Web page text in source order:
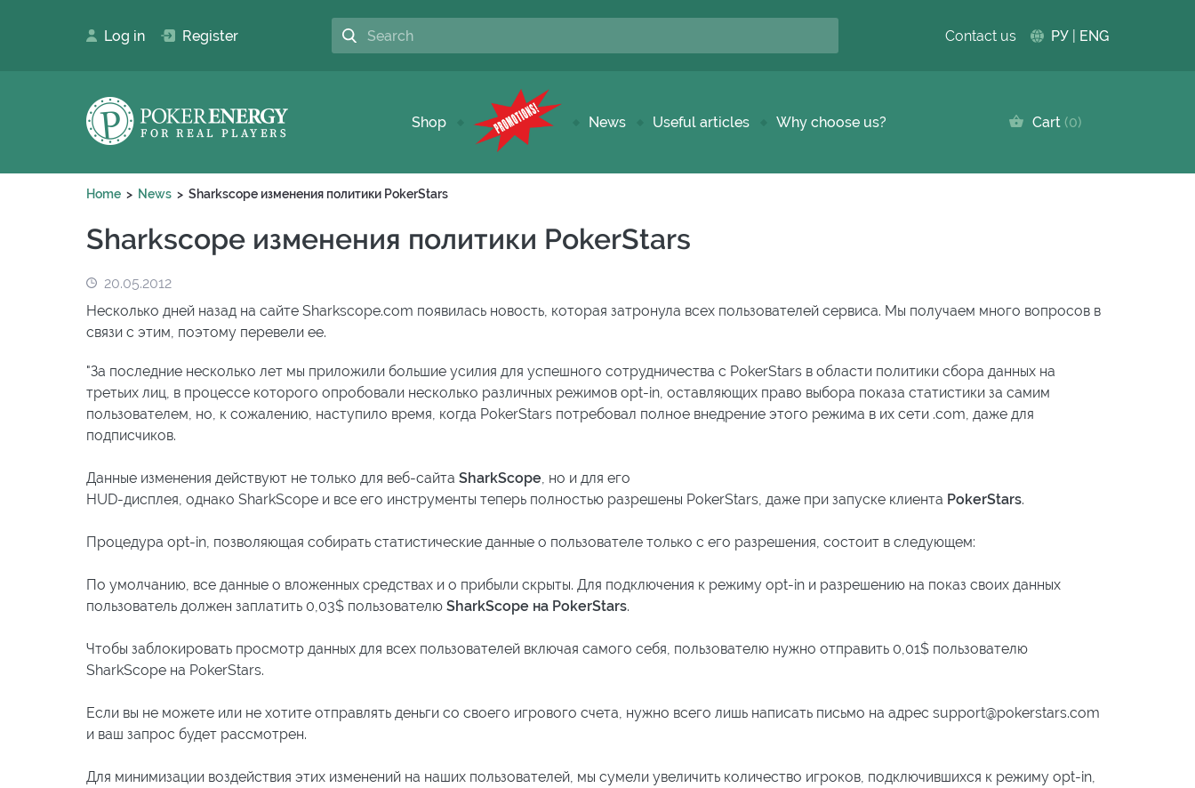
Log in Register Contact us РУ ENG
Shop News Useful articles Why choose us? Cart 0
Home News Sharkscope изменения политики PokerStars
Sharkscope изменения политики PokerStars
20.05.2012
Несколько дней назад на сайте Sharkscope.com появилась новость, которая затронула всех пользователей сервиса. Мы получаем много вопросов в
связи с этим, поэтому перевели ее.
"За последние несколько лет мы приложили большие усилия для успешного сотрудничества с PokerStars в области политики сбора данных на
третьих лиц, в процессе которого опробовали несколько различных режимов opt-in, оставляющих право выбора показа статистики за самим
пользователем, но, к сожалению, наступило время, когда PokerStars потребовал полное внедрение этого режима в их сети .com, даже для
подписчиков.
Данные изменения действуют не только для веб-сайта SharkScope, но и для его
HUD-дисплея, однако SharkScope и все его инструменты теперь полностью разрешены PokerStars, даже при запуске клиента PokerStars.
Процедура opt-in, позволяющая собирать статистические данные о пользователе только с его разрешения, состоит в следующем:
По умолчанию, все данные о вложенных средствах и о прибыли скрыты. Для подключения к режиму opt-in и разрешению на показ своих данных
пользователь должен заплатить 0,03$ пользователю SharkScope на PokerStars.
Чтобы заблокировать просмотр данных для всех пользователей включая самого себя, пользователю нужно отправить 0,01$ пользователю
SharkScope на PokerStars.
Если вы не можете или не хотите отправлять деньги со своего игрового счета, нужно всего лишь написать письмо на адрес support@pokerstars.com
и ваш запрос будет рассмотрен.
Для минимизации воздействия этих изменений на наших пользователей, мы сумели увеличить количество игроков, подключившихся к режиму opt-in,